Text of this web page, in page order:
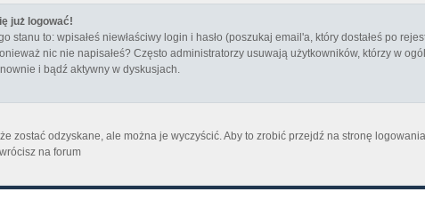
już logować!
stanu to: wpisałeś niewłaściwy login i hasło (poszukaj email'a, który dostałeś po
nic nie napisałeś? Często administratorzy usuwają użytkowników, którzy w
i bądź aktywny w dyskusjach.
zostać odzyskane, ale można je wyczyścić. Aby to zrobić przejdź na stronę
na forum